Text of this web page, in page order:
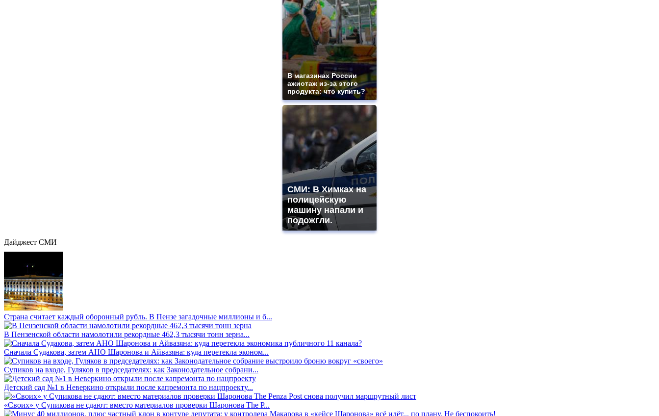
В магазинах России
ажиотаж из-за этого
продукта: что купить?
СМИ: В Химках на
полицейскую
машину напали и
подожгли.
Дайджест СМИ
Страна считает каждый оборонный рубль. В Пензе загадочные миллионы и б...
В Пензенской области намолотили рекордные 462,3 тысячи тонн зерна...
Сначала Судакова, затем АНО Шаронова и Айвазяна: куда перетекла эконом...
Супиков на входе, Гуляков в председателях: как Законодательное собрани...
Детский сад №1 в Неверкино открыли после капремонта по нацпроекту...
«Своих» у Супикова не сдают: вместо материалов проверки Шаронова The P...